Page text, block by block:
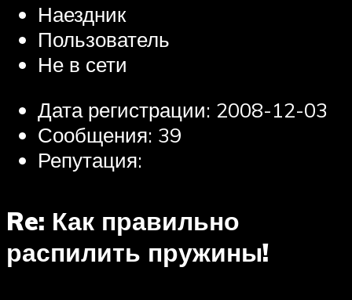
Наездник
Пользователь
Не в сети
Дата регистрации: 2008-12-03
Сообщения: 39
Репутация:
Re: Как правильно
распилить пружины!